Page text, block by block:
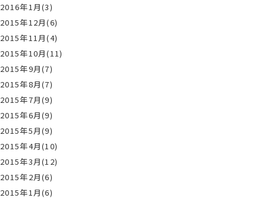
2016年1月(3)
2015年12月(6)
2015年11月(4)
2015年10月(11)
2015年9月(7)
2015年8月(7)
2015年7月(9)
2015年6月(9)
2015年5月(9)
2015年4月(10)
2015年3月(12)
2015年2月(6)
2015年1月(6)